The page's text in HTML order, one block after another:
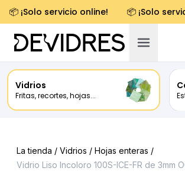
📦 ¡Solo servicio online! 📦 ¡Solo
Vidrios
Fritas, recortes, hojas...
La tienda / Vidrios / Hojas enteras /
Vidrio Liso Incoloro 100S-ICE-FR de 3mm